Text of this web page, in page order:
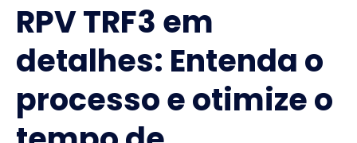
RPV TRF3 em
detalhes: Entenda o
processo e otimize o